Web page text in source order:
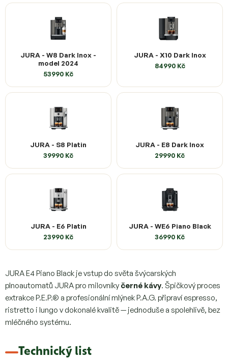
JURA - W8 Dark Inox -
model 2024
53990 Kč
JURA - X10 Dark Inox
84990 Kč
JURA - S8 Platin
39990 Kč
JURA - E8 Dark Inox
29990 Kč
JURA - E6 Platin
23990 Kč
JURA - WE6 Piano Black
36990 Kč
JURA E4 Piano Black je vstup do světa švýcarských
plnoautomatů JURA pro milovníky černé kávy. Špičkový proces
extrakce P.E.P.® a profesionální mlýnek P.A.G. připraví espresso,
ristretto i lungo v dokonalé kvalitě — jednoduše a spolehlivě, bez
mléčného systému.
Technický list